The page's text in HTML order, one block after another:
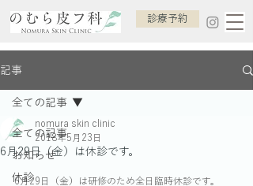
診療予約
記事
全ての記事
お知らせ
休診
全ての記事
6月29日（金）は休診です。
nomura skin clinic
2018年5月23日
6月29日（金）は研修のため全日臨時休診です。